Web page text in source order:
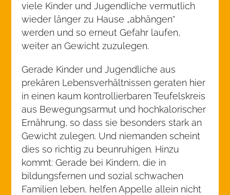
viele Kinder und Jugendliche vermutlich
wieder länger zu Hause „abhängen“
werden und so erneut Gefahr laufen,
weiter an Gewicht zuzulegen.
Gerade Kinder und Jugendliche aus
prekären Lebensverhältnissen geraten hier
in einen kaum kontrollierbaren Teufelskreis
aus Bewegungsarmut und hochkalorischer
Ernährung, so dass sie besonders stark an
Gewicht zulegen. Und niemanden scheint
dies so richtig zu beunruhigen. Hinzu
kommt: Gerade bei Kindern, die in
bildungsfernen und sozial schwachen
Familien leben, helfen Appelle allein nicht